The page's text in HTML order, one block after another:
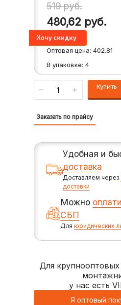
519руб.
480,62 руб.
Оптовая цена: 402.81
В упаковке: 4
Купить
Заказать по прайсу
Удобная и
доставка
Доставляем через
доставки
Можно
СБП
Дляюридических
Для
у нас есть
Я оптовый